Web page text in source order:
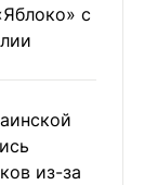
с
из-за